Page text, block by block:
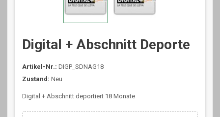
Digital + Abschnitt Deporte
Artikel-Nr.: DIGP_SDNAG18
Zustand: Neu
Digital + Abschnitt deportiert 18 Monate